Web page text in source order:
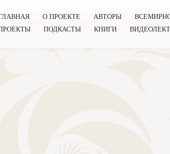
О ПРОЕКТЕ АВТОРЫ
ПОДКАСТЫ КНИГИ